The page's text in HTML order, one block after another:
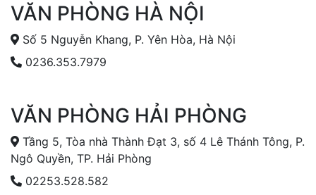
VĂN PHÒNG HÀ NỘI
Số 5 Nguyễn Khang, P. Yên Hòa, Hà Nội
0236.353.7979
VĂN PHÒNG HẢI PHÒNG
Tầng 5, Tòa nhà Thành Đạt 3, số 4 Lê Thánh Tông, P.
Ngô Quyền, TP. Hải Phòng
02253.528.582